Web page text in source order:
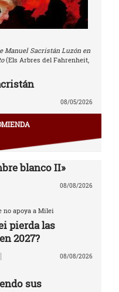
Manuel Sacristán Luzón en
(Els Arbres del Fahrenheit,
08/05/2026
blanco II»
08/08/2026
no apoya a Milei
pierda las
2027?
| 08/08/2026
sus